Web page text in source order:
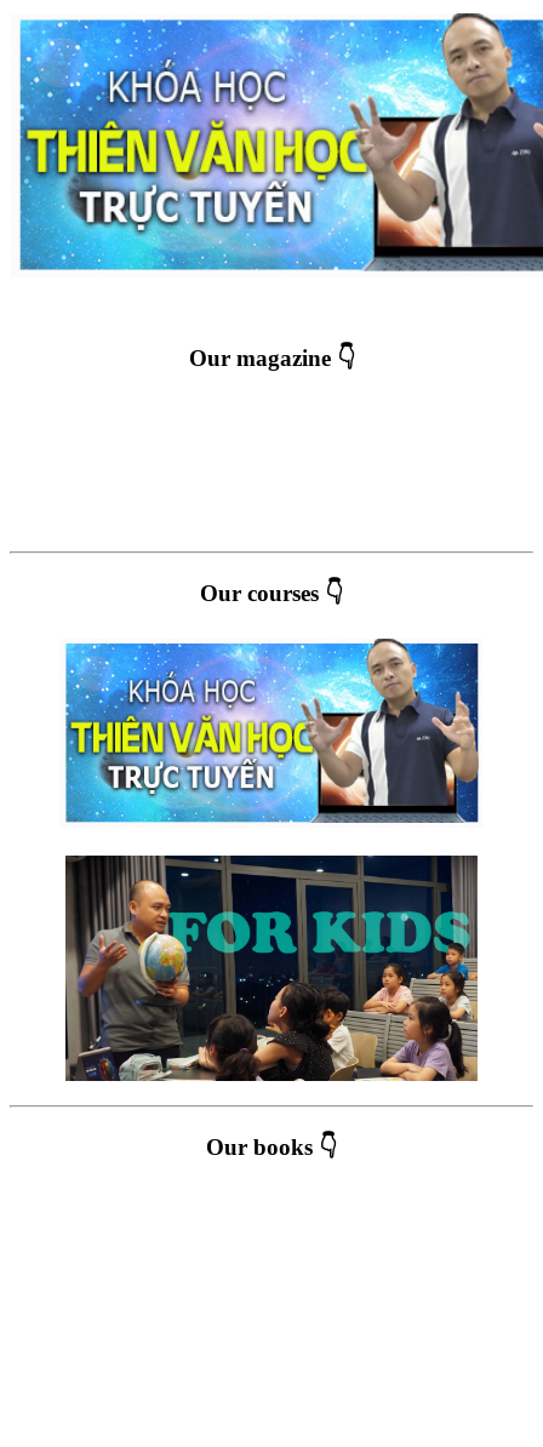
Our magazine 👇
Our courses 👇
Our books 👇